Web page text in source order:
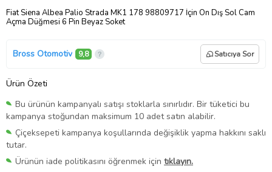
Fiat Siena Albea Palio Strada MK1 178 98809717 İçin Ön Dış Sol Cam
Açma Düğmesi 6 Pin Beyaz Soket
Bross Otomotiv 9,8 Satıcıya Sor
Ürün Özeti
Bu ürünün kampanyalı satışı stoklarla sınırlıdır. Bir tüketici bu
kampanya stoğundan maksimum 10 adet satın alabilir.
Çiçeksepeti kampanya koşullarında değişiklik yapma hakkını saklı
tutar.
Ürünün iade politikasını öğrenmek için tıklayın.